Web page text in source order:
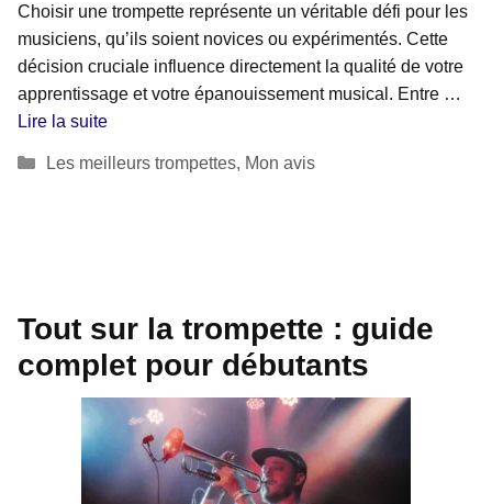
Choisir une trompette représente un véritable défi pour les
musiciens, qu’ils soient novices ou expérimentés. Cette
décision cruciale influence directement la qualité de votre
apprentissage et votre épanouissement musical. Entre …
Lire la suite
Catégories
Les meilleurs trompettes, Mon avis
Tout sur la trompette : guide
complet pour débutants